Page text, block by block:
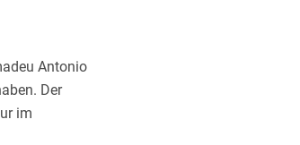
Antonio
Der
im